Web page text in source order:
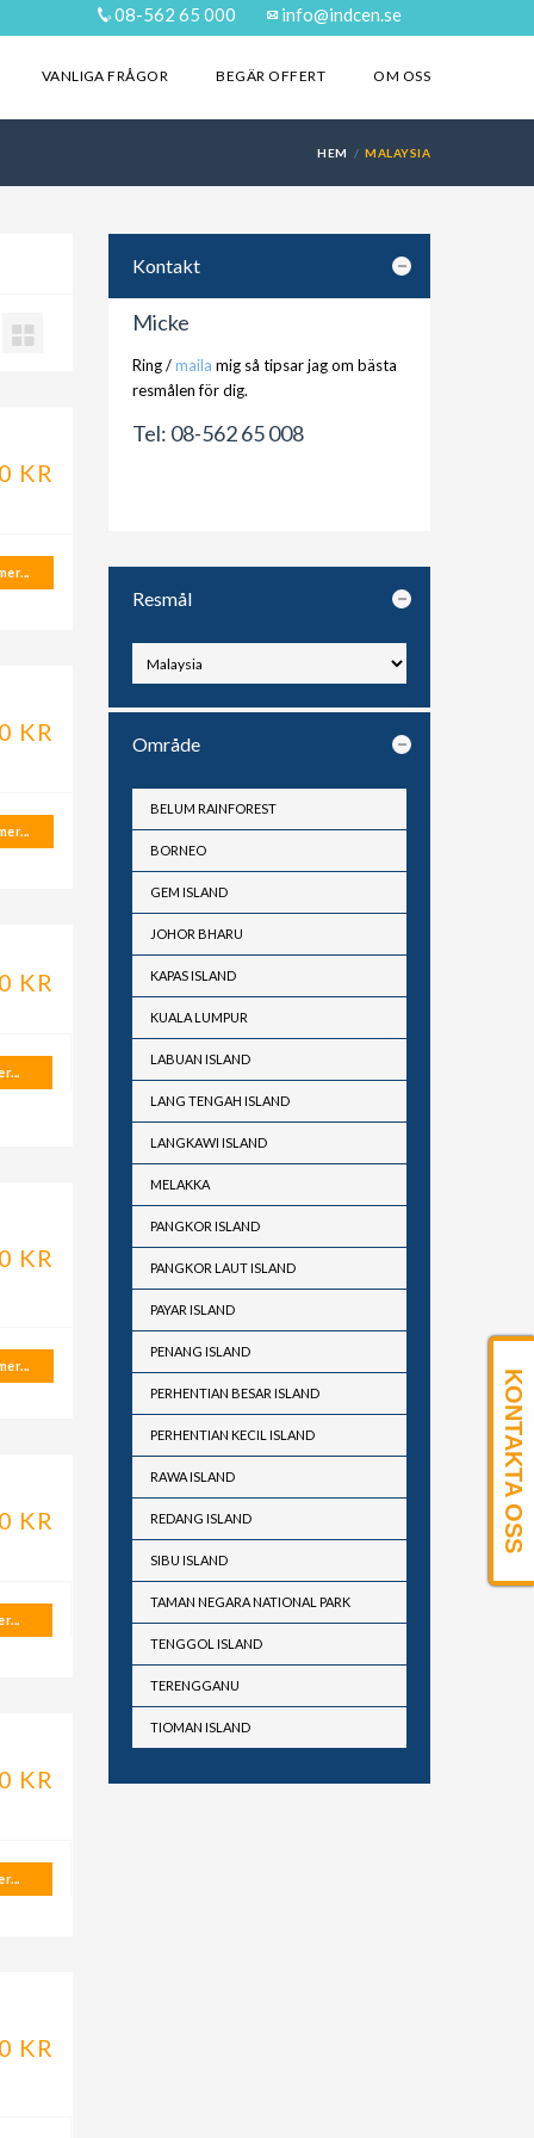
08-562 65 000 info@indcen.se
VANLIGA FRÅGOR BEGÄR OFFERT OM OSS
HEM MALAYSIA
KR
KR
KR
KR
KR
KR
KR
Kontakt
Micke
Ring /maila mig så tipsar jag om bästa
resmålen för dig.
Tel: 08-562 65 008
Resmål
Område
BELUM RAINFOREST
BORNEO
GEM ISLAND
JOHOR BHARU
KAPAS ISLAND
KUALA LUMPUR
LABUAN ISLAND
LANG TENGAH ISLAND
LANGKAWI ISLAND
MELAKKA
PANGKOR ISLAND
PANGKOR LAUT ISLAND
PAYAR ISLAND
PENANG ISLAND
PERHENTIAN BESAR ISLAND
PERHENTIAN KECIL ISLAND
RAWA ISLAND
REDANG ISLAND
SIBU ISLAND
TAMAN NEGARA NATIONAL PARK
TENGGOL ISLAND
TERENGGANU
TIOMAN ISLAND
KONTAKTA OSS